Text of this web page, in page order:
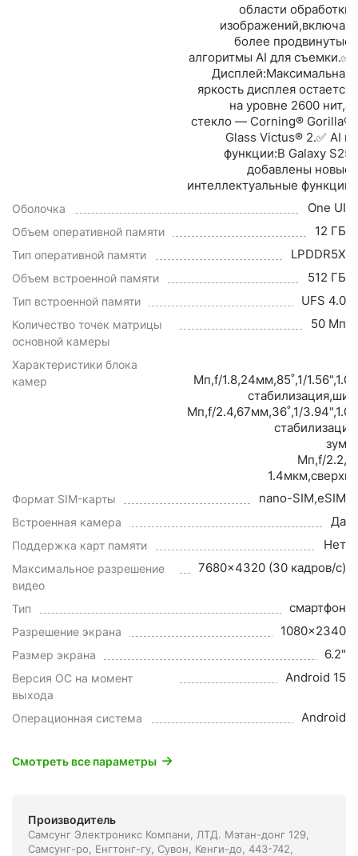
области обработки
изображений,включая
более продвинутые
алгоритмы AI для съемки.✅
Дисплей:Максимальная
яркость дисплея остается
на уровне 2600 нит,а
стекло — Corning® Gorilla®
Glass Victus® 2.✅ AI и
функции:В Galaxy S25
добавлены новые
интеллектуальные функции
Оболочка One UI
Объем оперативной памяти 12 ГБ
Тип оперативной памяти LPDDR5X
Объем встроенной памяти 512 ГБ
Тип встроенной памяти UFS 4.0
Количество точек матрицы
основной камеры
50 Мп
Характеристики блока
камер
Мп,f/1.8,24мм,85˚,1/
Мп,f/2.4,67мм,36˚,1/
Мп,f/
Формат SIM-карты nano-SIM,eSIM
Встроенная камера Да
Поддержка карт памяти Нет
Максимальное разрешение
видео
7680x4320 (30 кадров/с)
Тип смартфон
Разрешение экрана 1080x2340
Размер экрана 6.2"
Версия ОС на момент
выхода
Android 15
Операционная система Android
Смотреть все параметры
Производитель
Самсунг Электроникс Компани, ЛТД. Мэтан-донг 129,
Самсунг-ро, Енгтонг-гу, Сувон, Кенги-до, 443-742,